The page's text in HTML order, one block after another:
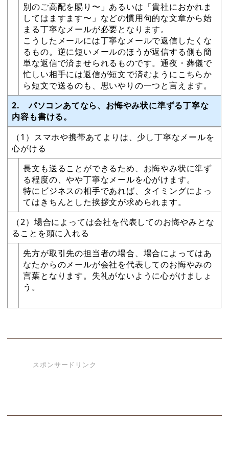
別のご高配を賜り〜」あるいは「貴社におかれま
してはますます〜」などの慣用句的な文章から始
まる丁寧なメールが必要となります。
こうしたメールには丁寧なメールで返信したくな
るもの。逆に短いメールのほうが返信する側も簡
単な返信で済ませられるものです。通夜・葬儀で
忙しい相手には返信が短文で済むようにこちらか
ら短文で送るのも、思いやりの一つと言えます。
2. パソコンあてなら、お悔やみ状に準ずる丁寧な
内容も書ける。
（1）スマホや携帯あてよりは、少し丁寧なメールを
心がける
長文も送ることができるため、お悔やみ状に準ず
る程度の、やや丁寧なメールを心がけます。
特にビジネスの相手であれば、タイミングによっ
てはきちんとした挨拶文が求められます。
（2）場合によっては会社を代表してのお悔やみとな
ることを頭に入れる
先方が取引先の担当者の場合、場合によってはあ
なたからのメールが会社を代表してのお悔やみの
言葉となります。失礼がないように心がけましょ
う。
スポンサードリンク